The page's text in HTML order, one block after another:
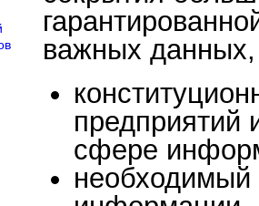
важных
предприятий
сфере
необходимый